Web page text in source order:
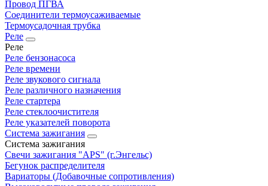
Провод ПГВА
Соединители термоусаживаемые
Термоусадочная трубка
Реле
Реле
Реле бензонасоса
Реле времени
Реле звукового сигнала
Реле различного назначения
Реле стартера
Реле стеклоочистителя
Реле указателей поворота
Система зажигания
Система зажигания
Свечи зажигания "APS" (г.Энгельс)
Бегунок распределителя
Вариаторы (Добавочные сопротивления)